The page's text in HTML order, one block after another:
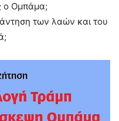
ο Ομπάμα;
των λαών και του